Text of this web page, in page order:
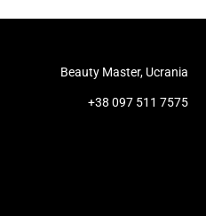
Beauty Master, Ucrania
+38 097 511 7575